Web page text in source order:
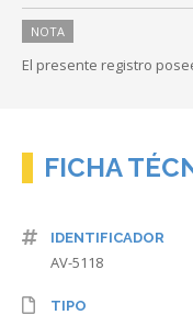
NOTA
El presente registro
FICHA
IDENTIFICADOR
AV-5118
TIPO